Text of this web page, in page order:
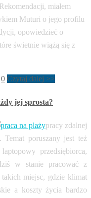
miałem
Muturi o jego profilu
opowiedzieć o
świetnie wiążą się z
0 Czytaj dalej >>
jej sprosta?
pracy zdalnej
Temat poruszany jest też
przedsiębiorca,
w stanie pracować z
miejsc, gdzie klimat
a koszty życia bardzo